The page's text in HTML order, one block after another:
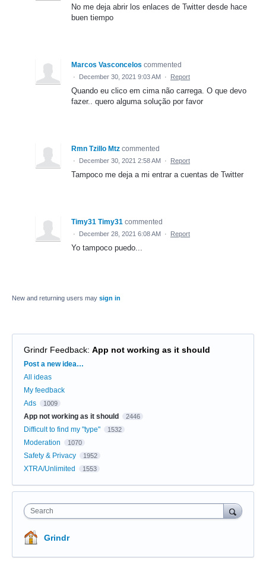
No me deja abrir los enlaces de Twitter desde hace
buen tiempo
Marcos Vasconcelos commented
· December 30, 2021 9:03 AM · Report
Quando eu clico em cima não carrega. O que devo
fazer.. quero alguma solução por favor
Rmn Tzillo Mtz commented
· December 30, 2021 2:58 AM · Report
Tampoco me deja a mi entrar a cuentas de Twitter
Timy31 Timy31 commented
· December 28, 2021 6:08 AM · Report
Yo tampoco puedo...
New and returning users may sign in
Grindr Feedback: App not working as it should
Categories
Post a new idea…
All ideas
My feedback
Ads
1009
App not working as it should 2446
Difficult to find my "type" 1532
Moderation 1070
Safety & Privacy 1952
XTRA/Unlimited 1553
Search
Grindr